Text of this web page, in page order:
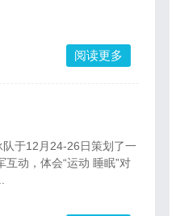
阅读更多
队于12月24-26日策划了一
动，体会“运动 睡眠”对